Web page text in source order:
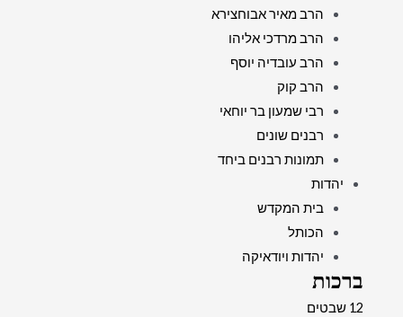
הרב מאיר אבוחצירא
הרב מרדכי אליהו
הרב עובדיה יוסף
הרב קוק
רבי שמעון בר יוחאי
רבנים שונים
תמונות רבנים ביחד
יהדות
בית המקדש
הכותל
יהדות ויודאיקה
ברכות
12 שבטים